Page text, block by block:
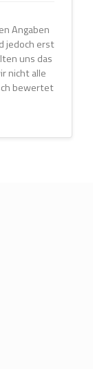
Angaben
jedoch erst
uns das
nicht alle
bewertet